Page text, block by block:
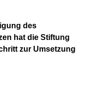
des
hat die Stiftung
zur Umsetzung